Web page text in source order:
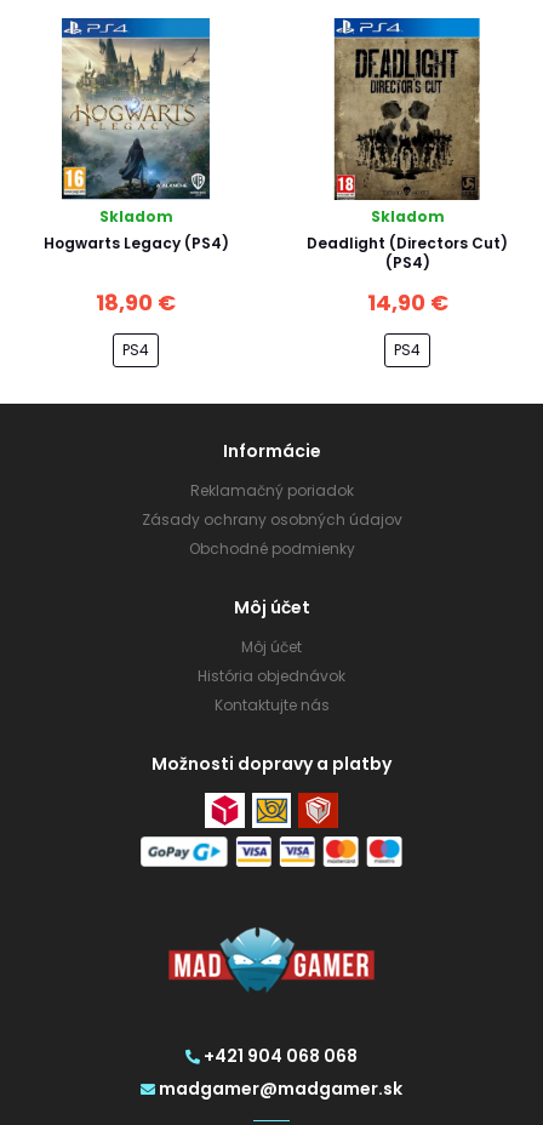
Skladom
Hogwarts Legacy (PS4)
18,90 €
PS4
Skladom
Deadlight (Directors Cut)
(PS4)
14,90 €
PS4
+421 904 068 068
madgamer@madgamer.sk
Informácie
Reklamačný poriadok
Zásady ochrany osobných údajov
Obchodné podmienky
Môj účet
Môj účet
História objednávok
Kontaktujte nás
Možnosti dopravy a platby